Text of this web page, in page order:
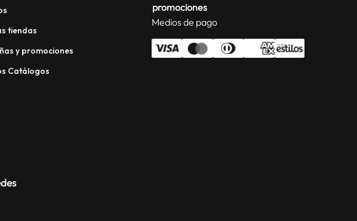
tiendas
y promociones
Catálogos
promociones
Medios de pago